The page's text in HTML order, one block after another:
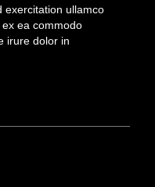
exercitation ullamco
ea commodo
irure dolor in